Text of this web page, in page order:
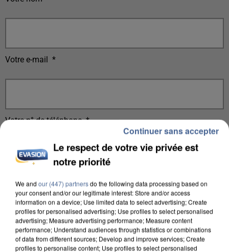
Votre e-mail *
Votre n° de téléphone*
Votre message*
Le respect de votre vie privée est
notre priorité
We and our (447) partnersdo the following data processing based on
your consent and/or our legitimate interest: Store and/or access
information on a device; Use limited data to select advertising; Create
profiles for personalised advertising; Use profiles to select personalised
advertising; Measure advertising performance; Measure content
performance; Understand audiences through statistics or combinations
of data from different sources; Develop and improve services; Create
profiles to personalise content; Use profiles to select personalised
Continuer sans accepter